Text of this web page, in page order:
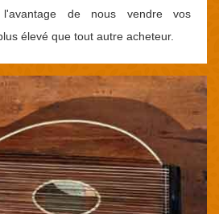
de nous vendre vos
élevé que tout autre acheteur.